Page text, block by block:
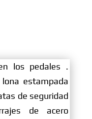
los pedales .
estampada
de seguridad
de acero